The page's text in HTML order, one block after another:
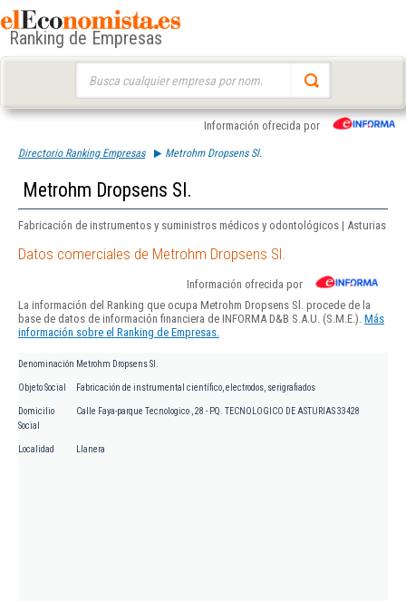
Ranking de Empresas
Información ofrecida por
Directorio Ranking Empresas Metrohm Dropsens Sl.
Metrohm Dropsens Sl.
Fabricación de instrumentos y suministros médicos y odontológicos | Asturias
Datos comerciales de Metrohm Dropsens Sl.
Información ofrecida por
La información del Ranking que ocupa Metrohm Dropsens Sl. procede de la
base de datos de información financiera de INFORMA D&B S.A.U. (S.M.E.). Más
información sobre el Ranking de Empresas.
Denominación Metrohm Dropsens Sl.
Objeto Social Fabricación de instrumental científico, electrodos, serigrafiados
Domicilio
Social
Calle Faya-parque Tecnologico , 28 - PQ. TECNOLOGICO DE ASTURIAS 33428
Localidad Llanera